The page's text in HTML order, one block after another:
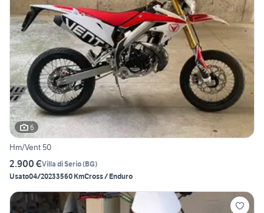
6
Hm/Vent 50
2.900 €Villa di Serio(BG)
Usato04/20233560 KmCross / Enduro